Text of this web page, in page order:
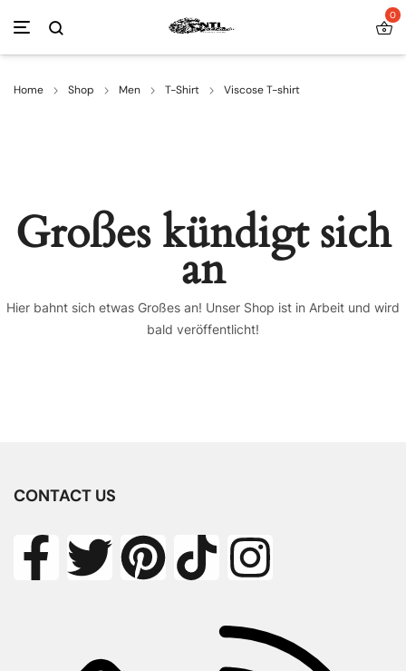
0
Home Shop Men T-Shirt Viscose T-shirt
Großes kündigt sich
an
Hier bahnt sich etwas Großes an! Unser Shop ist in Arbeit und wird
bald veröffentlicht!
CONTACT US